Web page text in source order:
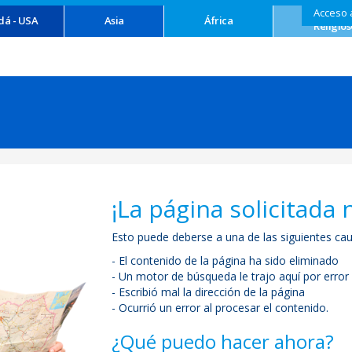
Acceso
- USA Asia África
¡La página solicitada
Esto puede deberse a una de las siguientes
- El contenido de la página ha sido eliminado
- Un motor de búsqueda le trajo aquí por error
- Escribió mal la dirección de la página
- Ocurrió un error al procesar el contenido.
¿Qué puedo hacer ahora?